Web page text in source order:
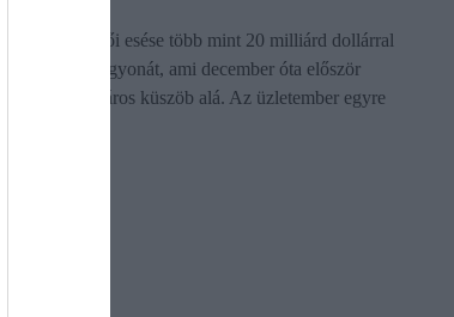
hétfői esése több mint 20 milliárd dollárral
Musk vagyonát, ami december óta először
milliárd dolláros küszöb alá. Az üzletember egyre